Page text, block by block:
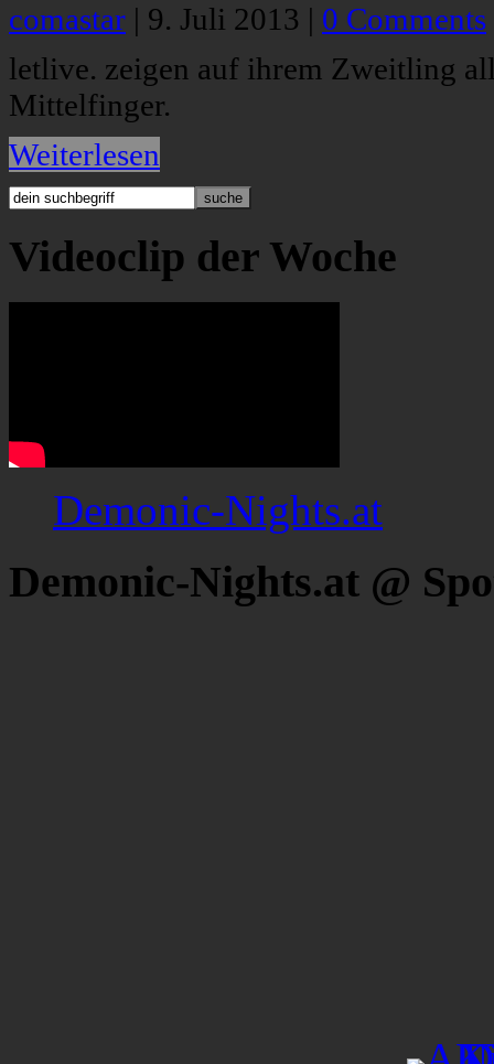
comastar | 9. Juli 2013 | 0 Comments
letlive. zeigen auf ihrem Zweitling
Mittelfinger.
Weiterlesen
Videoclip der Woche
Demonic-Nights.at
Demonic-Nights.at @